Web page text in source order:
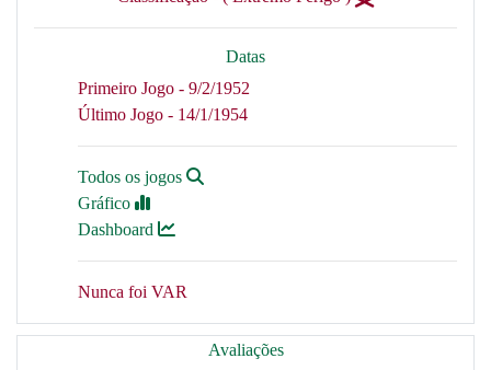
Datas
Primeiro Jogo - 9/2/1952
Último Jogo - 14/1/1954
Todos os jogos
Gráfico
Dashboard
Nunca foi VAR
Avaliações